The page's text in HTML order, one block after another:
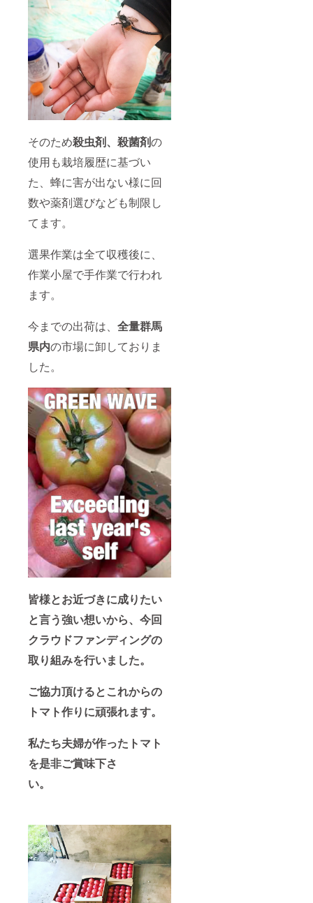
そのため殺虫剤、殺菌剤の
使用も栽培履歴に基づい
た、蜂に害が出ない様に回
数や薬剤選びなども制限し
てます。
選果作業は全て収穫後に、
作業小屋で手作業で行われ
ます。
今までの出荷は、 全量群馬
県内の市場に卸しておりま
した。
皆様とお近づきに成りたい
と言う強い想いから、今回
クラウドファンディングの
取り組みを行いました。
ご協力頂けるとこれからの
トマト作りに頑張れます。
私たち夫婦が作ったトマト
を是非ご賞味下さ
い。